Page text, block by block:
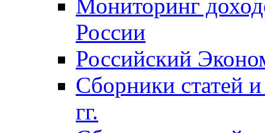
Мониторинг
России
Российский
Сборники статей
гг.